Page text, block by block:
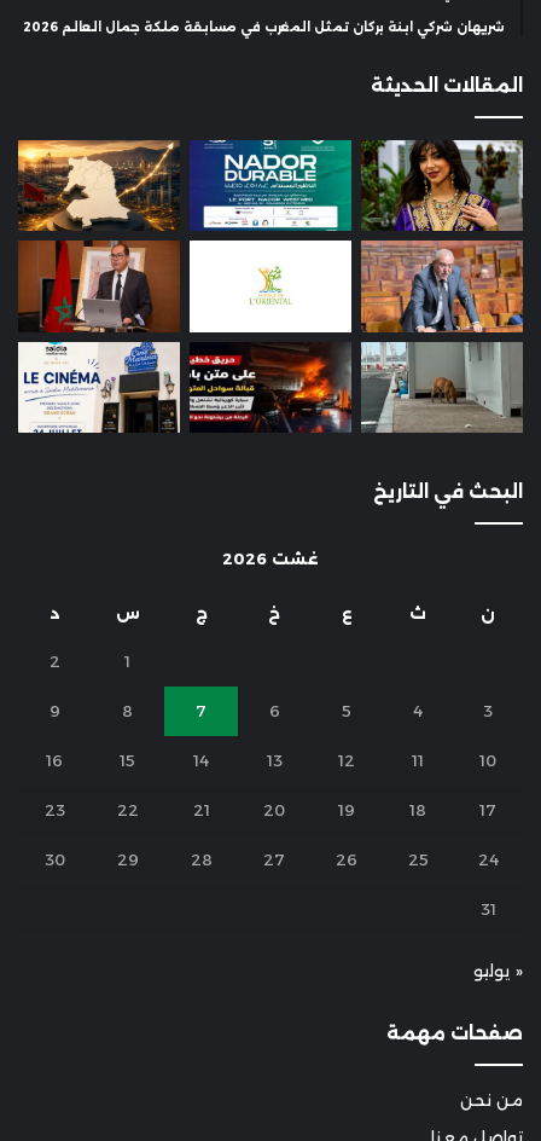
شريهان شركي ابنة بركان تمثل المغرب في مسابقة ملكة جمال العالم 2026
المقالات الحديثة
البحث في التاريخ
غشت 2026
ن ث ع خ ج س د
1
2
3
4
5
6
7
8
9
10
11
12
13
14
15
16
17
18
19
20
21
22
23
24
25
26
27
28
29
30
31
« يوليو
صفحات مهمة
من نحن